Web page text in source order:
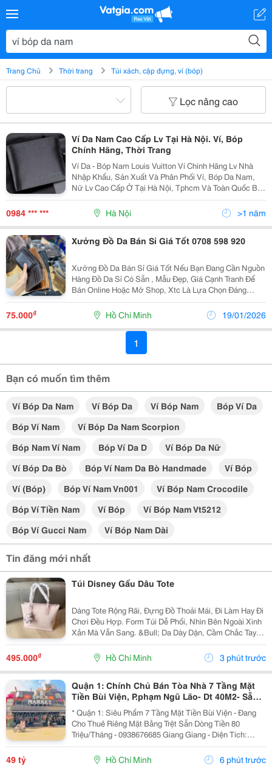
Trang Chủ Thời trang Túi xách, cặp đựng, ví (bóp)
Lọc nâng cao
Ví Da Nam Cao Cấp Lv Tại Hà Nội. Ví, Bóp
Chính Hãng, Thời Trang
Ví Da - Bóp Nam Louis Vuitton Ví Chính Hãng Lv Nhà
Nhập Khẩu, Sản Xuất Và Phân Phối Ví, Bóp Da Nam,
Nữ Lv Cao Cấp Ở Tại Hà Nội, Tphcm Và Toàn Quốc Bạn
Đang Cần Tìm Và Mua Ví, Bóp Da Cao Cấp, Chính Hãng
0984 *** *** Hà Nội >1 năm
Xưởng Đồ Da Bán Sỉ Giá Tốt 0708 598 920
Xưởng Đồ Da Bán Sỉ Giá Tốt Nếu Bạn Đang Cần Nguồn
Hàng Đồ Da Sỉ Có Sẵn , Mẫu Đẹp, Giá Cạnh Tranh Để
Bán Online Hoặc Mở Shop, Xtc Là Lựa Chọn Đáng
Tham Khảo. Xưởng Chuyên Sản Xuất Các Dòng:
&Ndash; Ví, Bóp Da Nam Nữ &Ndash; Thắt Lưng Da
Bò, Da...
75.000₫ Hồ Chí Minh 19/01/2026
1
Bạn có muốn tìm thêm
Ví Bóp Da Nam Ví Bóp Da Ví Bóp Nam
Bóp Ví Da
Bóp Ví Nam
Ví Bóp Da Nam Scorpion
Bóp Nam Ví Nam
Bóp Ví Da D
Ví Bóp Da Nữ
Ví Bóp Da Bò
Bóp Ví Nam Da Bò Handmade
Ví Bóp
Ví (bóp)
Bóp Ví Nam Vn001
Ví Bóp Nam Crocodile
Bóp Ví Tiền Nam
Ví Bóp
Ví Bóp Nam Vt5212
Bóp Ví Gucci Nam
Ví Bóp Nam Dài
Tin đăng mới nhất
Túi Disney Gấu Dâu Tote
Dáng Tote Rộng Rãi, Đựng Đồ Thoải Mái, Đi Làm Hay Đi
Chơi Đều Hợp. Form Túi Dễ Phối, Nhìn Bên Ngoài Xinh
Xắn Mà Vẫn Sang. &Bull; Da Dày Dặn, Cầm Chắc Tay
&Bull; Hoạ Tiết Dập Nổi Sắc Nét, Nhìn Rất Đẹp &Bull;
Kèm Keychain Gấu Cực Xinh &Bull; Full Box...
495.000₫ Hồ Chí Minh 3 phút trước
Quận 1: Chính Chủ Bán Tòa Nhà 7 Tầng Mặt
Tiền Bùi Viện, P.phạm Ngũ Lão- Dt 40M2- Sẵn
Hdt Riêng Tầng Trệt 80Tr/Th- Vị Trí Vip Nhất
Tại
* Quận 1: Siêu Phẩm 7 Tầng Mặt Tiền Bùi Viện - Đang
Cho Thuê Riêng Mặt Bằng Trệt Sẵn Dòng Tiền 80
Triệu/Tháng - 0938676685 Giang Giang - Diện Tích:
38M2 - Ngang 2,85M Nở Hậu 5,55M * 11M. - Kết Cấu: 7
Tầng - Sân Thượng - Sẵn 11 Phòng Dịch Vụ - 12...
49 tỷ Hồ Chí Minh 6 phút trước